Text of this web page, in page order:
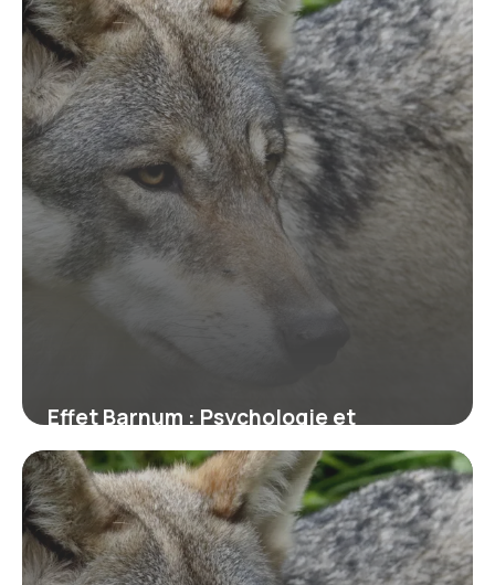
Effet Barnum : Psychologie et
Exemples
28 juin 2026